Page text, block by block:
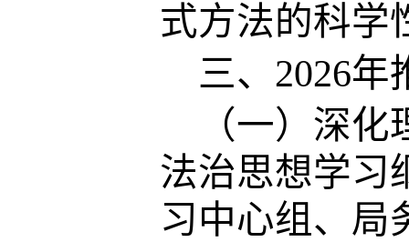
式方法的科学
三、 2026年
（一）深
法治思想学习
习中心组、局